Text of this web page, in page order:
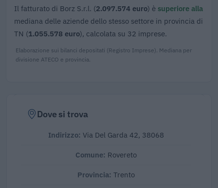
Il fatturato di Borz S.r.l. (2.097.574 euro) è superiore alla
mediana delle aziende dello stesso settore in provincia di
TN (1.055.578 euro), calcolata su 32 imprese.
Elaborazione sui bilanci depositati (Registro Imprese). Mediana per
divisione ATECO e provincia.
Dove si trova
Indirizzo: Via Del Garda 42, 38068
Comune: Rovereto
Provincia: Trento